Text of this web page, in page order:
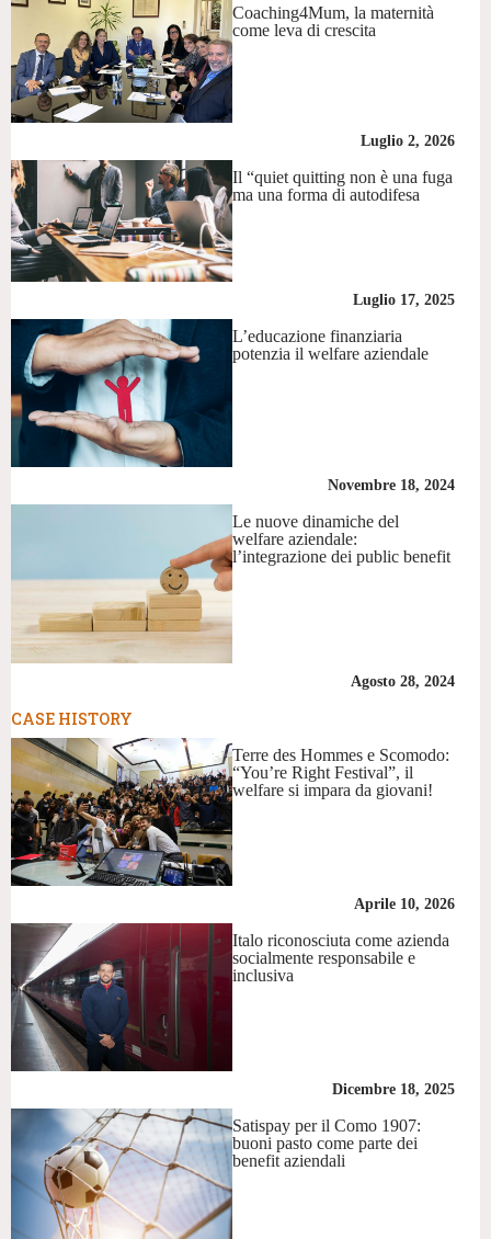
Coaching4Mum, la maternità
come leva di crescita
Luglio 2, 2026
Il “quiet quitting non è una fuga
ma una forma di autodifesa
Luglio 17, 2025
L’educazione finanziaria
potenzia il welfare aziendale
Novembre 18, 2024
Le nuove dinamiche del
welfare aziendale:
l’integrazione dei public benefit
Agosto 28, 2024
CASE HISTORY
Terre des Hommes e Scomodo:
“You’re Right Festival”, il
welfare si impara da giovani!
Aprile 10, 2026
Italo riconosciuta come azienda
socialmente responsabile e
inclusiva
Dicembre 18, 2025
Satispay per il Como 1907:
buoni pasto come parte dei
benefit aziendali